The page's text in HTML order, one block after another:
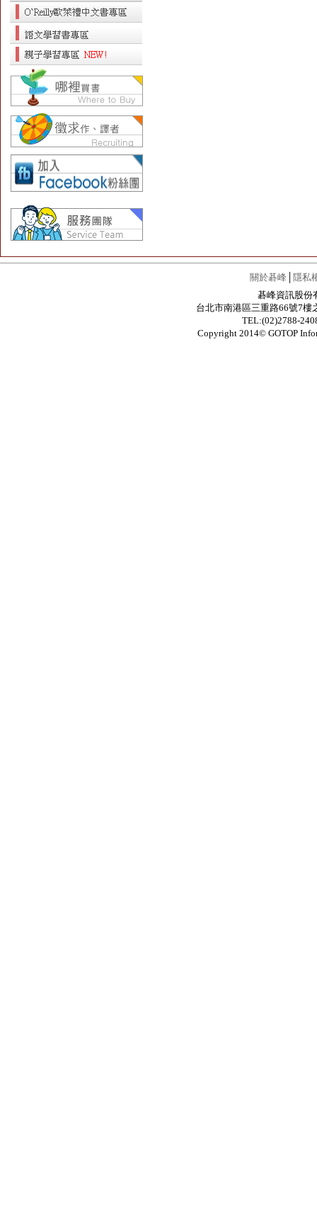
關於碁峰
隱私
碁峰資訊股份
台北市南港區三重路66號7樓
TEL:(02)2788-
Copyright 2014© GOTOP